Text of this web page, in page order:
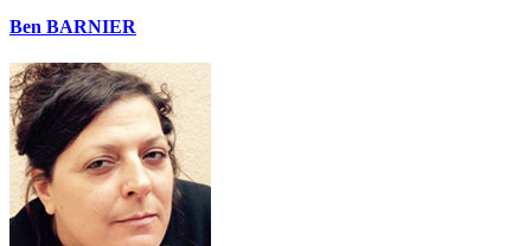
Ben BARNIER